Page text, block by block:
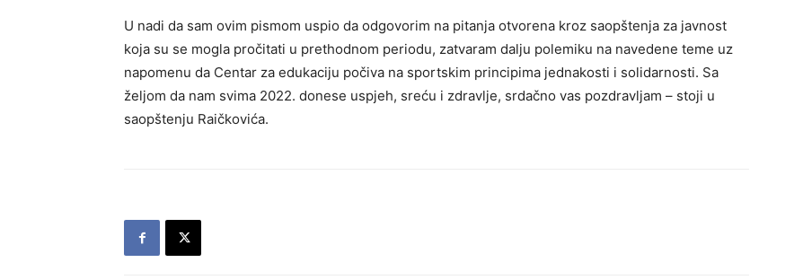
U nadi da sam ovim pismom uspio da odgovorim na pitanja otvorena kroz saopštenja za javnost
koja su se mogla pročitati u prethodnom periodu, zatvaram dalju polemiku na navedene teme uz
napomenu da Centar za edukaciju počiva na sportskim principima jednakosti i solidarnosti. Sa
željom da nam svima 2022. donese uspjeh, sreću i zdravlje, srdačno vas pozdravljam – stoji u
saopštenju Raičkovića.